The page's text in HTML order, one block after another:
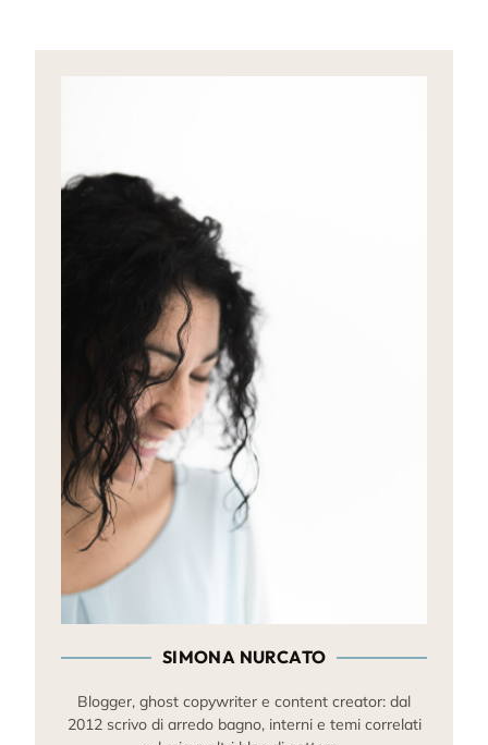
SIMONA NURCATO
Blogger, ghost copywriter e content creator: dal
2012 scrivo di arredo bagno, interni e temi correlati